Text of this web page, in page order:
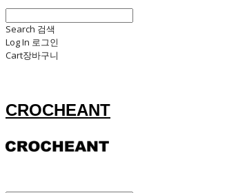
Search 검색
Log In 로그인
Cart장바구니
CROCHEANT